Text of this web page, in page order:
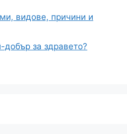
видове, причини и
добър за здравето?